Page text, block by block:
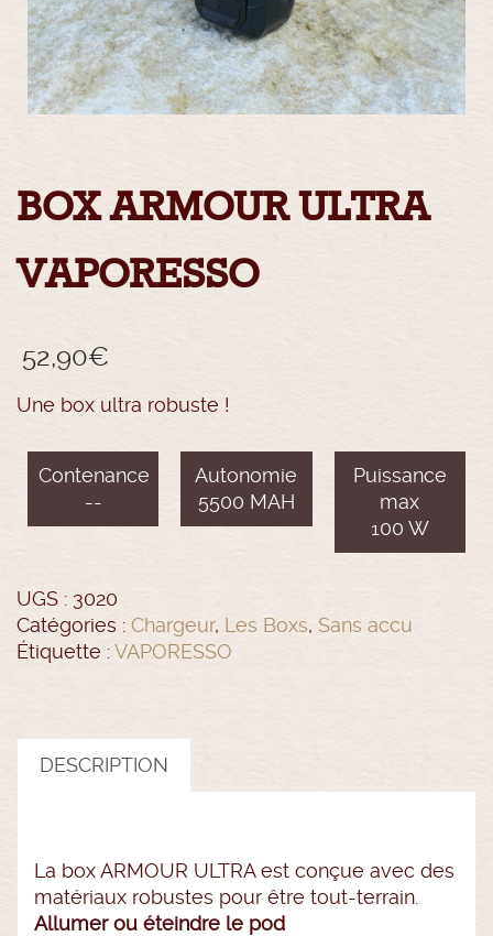
BOX ARMOUR ULTRA
VAPORESSO
52,90€
Une box ultra robuste !
Contenance
--
Autonomie
5500 MAH
Puissance
max
100 W
UGS : 3020
Catégories : Chargeur, Les Boxs, Sans accu
Étiquette :VAPORESSO
DESCRIPTION
La box ARMOUR ULTRA est conçue avec des
matériaux robustes pour être tout-terrain.
Allumer ou éteindre le pod